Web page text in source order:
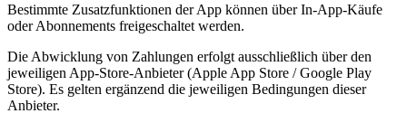
Bestimmte Zusatzfunktionen der App können über In-App-Käufe
oder Abonnements freigeschaltet werden.
Die Abwicklung von Zahlungen erfolgt ausschließlich über den
jeweiligen App-Store-Anbieter (Apple App Store / Google Play
Store). Es gelten ergänzend die jeweiligen Bedingungen dieser
Anbieter.